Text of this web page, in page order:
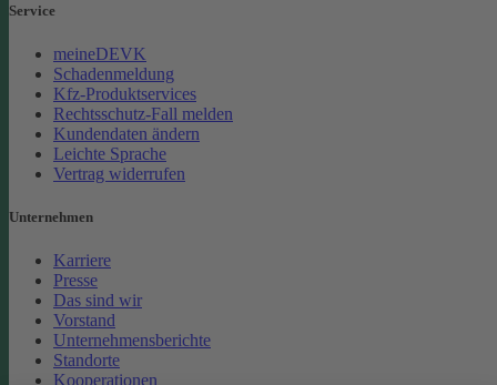
Service
meineDEVK
Schadenmeldung
Kfz-Produktservices
Rechtsschutz-Fall melden
Kundendaten ändern
Leichte Sprache
Vertrag widerrufen
Unternehmen
Karriere
Presse
Das sind wir
Vorstand
Unternehmensberichte
Standorte
Kooperationen